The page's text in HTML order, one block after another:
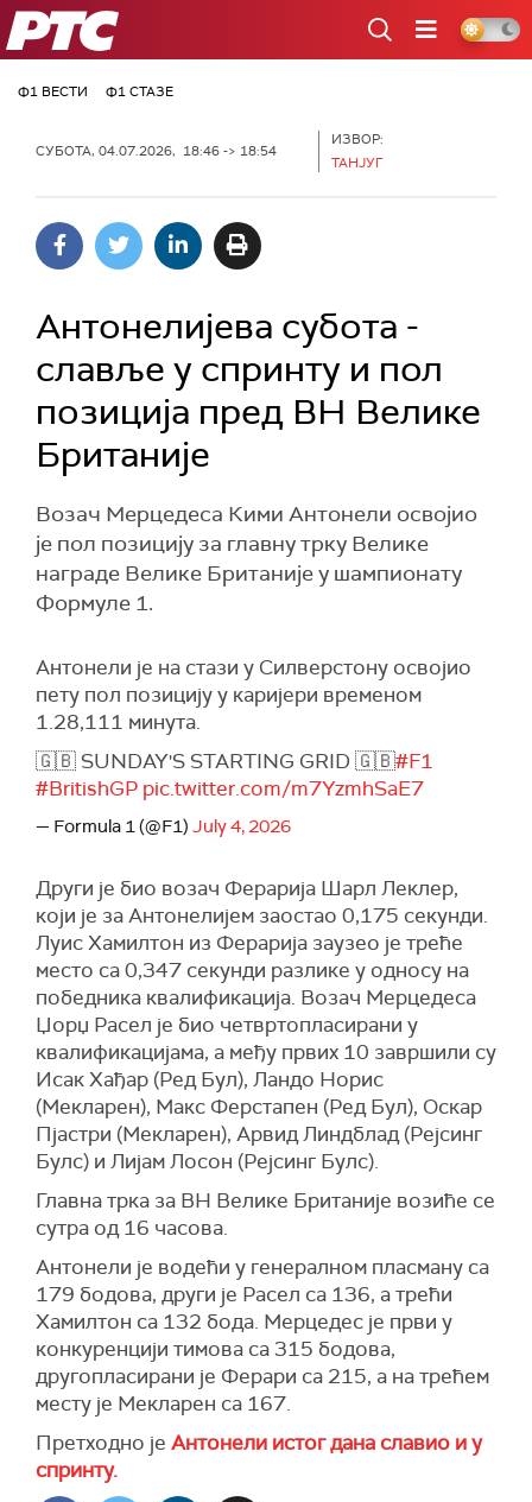
РТС
Ф1 ВЕСТИ Ф1 СТАЗЕ
СУБОТА, 04.07.2026, 18:46 -> 18:54
ИЗВОР:
ТАНЈУГ
Антонелијева субота -
славље у спринту и пол
позиција пред ВН Велике
Британије
Возач Мерцедеса Кими Антонели освојио
је пол позицију за главну трку Велике
награде Велике Британије у шампионату
Формуле 1.
Антонели је на стази у Силверстону освојио
пету пол позицију у каријери временом
1.28,111 минута.
🇬🇧 SUNDAY'S STARTING GRID 🇬🇧#F1
#BritishGP pic.twitter.com/m7YzmhSaE7
— Formula 1 (@F1) July 4, 2026
Други је био возач Ферарија Шарл Леклер,
који је за Антонелијем заостао 0,175 секунди.
Луис Хамилтон из Ферарија заузео је треће
место са 0,347 секунди разлике у односу на
победника квалификација. Возач Мерцедеса
Џорџ Расел је био четвртопласирани у
квалификацијама, а међу првих 10 завршили су
Исак Хађар (Ред Бул), Ландо Норис
(Мекларен), Макс Ферстапен (Ред Бул), Оскар
Пјастри (Мекларен), Арвид Линдблад (Рејсинг
Булс) и Лијам Лосон (Рејсинг Булс).
Главна трка за ВН Велике Британије возиће се
сутра од 16 часова.
Антонели је водећи у генералном пласману са
179 бодова, други је Расел са 136, а трећи
Хамилтон са 132 бода. Мерцедес је први у
конкуренцији тимова са 315 бодова,
другопласирани је Ферари са 215, а на трећем
месту је Мекларен са 167.
Претходно је Антонели истог дана славио и у
спринту.